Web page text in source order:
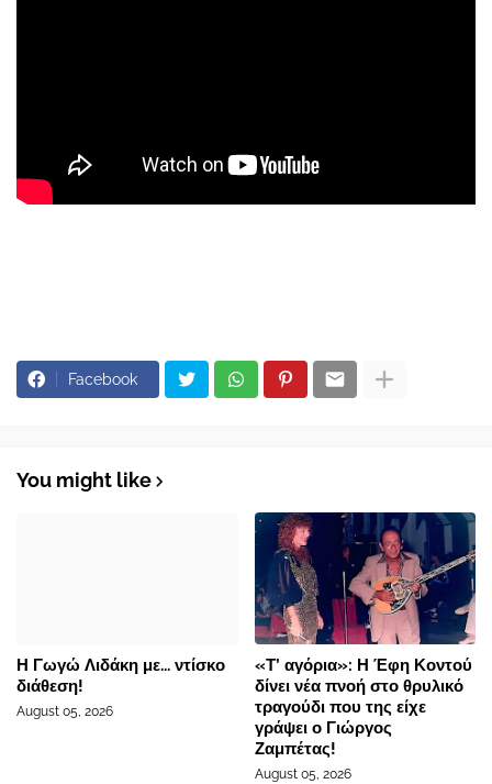
Facebook
You might like
Η Γωγώ Λιδάκη με... ντίσκο
διάθεση!
August 05, 2026
«Τ’ αγόρια»: Η Έφη Κοντού
δίνει νέα πνοή στο θρυλικό
τραγούδι που της είχε
γράψει ο Γιώργος
Ζαμπέτας!
August 05, 2026